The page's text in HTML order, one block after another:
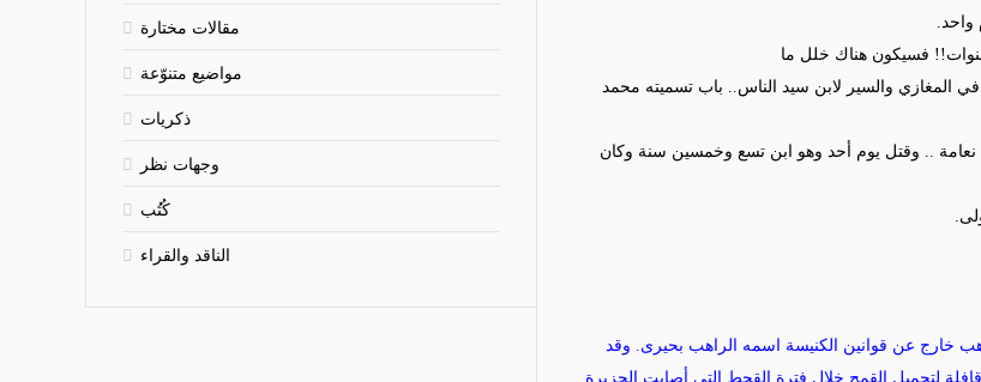
مقالات مختارة
مواضيع متنوّعة
ذكريات
وجهات نظر
كُتُب
الناقد والقراء
فسيكون هناك خلل ما
المغازي والسير لابن سيد الناس
باب تسميته محمد
.. وقتل يوم أحد وهو ابن تسع وخمسين سنة وكان
خارج عن قوانين الكنيسة اسمه الراهب بحيرى. وقد
لتحميل القمح خلال فترة القحط التي أصابت الجزيرة